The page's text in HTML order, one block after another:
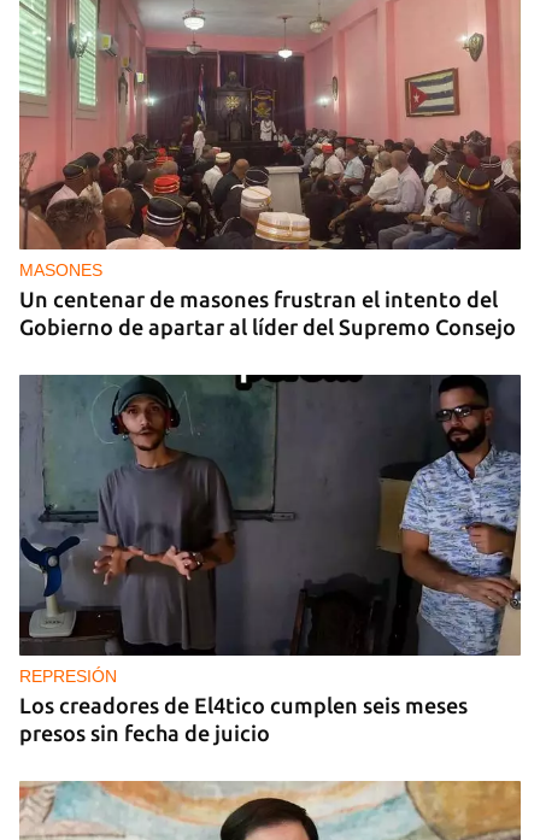
MASONES
Un centenar de masones frustran el intento del
Gobierno de apartar al líder del Supremo Consejo
REPRESIÓN
Los creadores de El4tico cumplen seis meses
presos sin fecha de juicio